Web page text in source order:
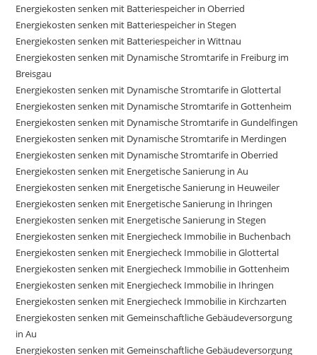
Energiekosten senken mit Batteriespeicher in Oberried
Energiekosten senken mit Batteriespeicher in Stegen
Energiekosten senken mit Batteriespeicher in Wittnau
Energiekosten senken mit Dynamische Stromtarife in Freiburg im
Breisgau
Energiekosten senken mit Dynamische Stromtarife in Glottertal
Energiekosten senken mit Dynamische Stromtarife in Gottenheim
Energiekosten senken mit Dynamische Stromtarife in Gundelfingen
Energiekosten senken mit Dynamische Stromtarife in Merdingen
Energiekosten senken mit Dynamische Stromtarife in Oberried
Energiekosten senken mit Energetische Sanierung in Au
Energiekosten senken mit Energetische Sanierung in Heuweiler
Energiekosten senken mit Energetische Sanierung in Ihringen
Energiekosten senken mit Energetische Sanierung in Stegen
Energiekosten senken mit Energiecheck Immobilie in Buchenbach
Energiekosten senken mit Energiecheck Immobilie in Glottertal
Energiekosten senken mit Energiecheck Immobilie in Gottenheim
Energiekosten senken mit Energiecheck Immobilie in Ihringen
Energiekosten senken mit Energiecheck Immobilie in Kirchzarten
Energiekosten senken mit Gemeinschaftliche Gebäudeversorgung
in Au
Energiekosten senken mit Gemeinschaftliche Gebäudeversorgung